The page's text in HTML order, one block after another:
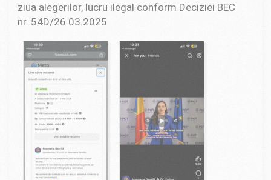
ziua alegerilor, lucru ilegal conform Deciziei BEC
nr. 54D/26.03.2025